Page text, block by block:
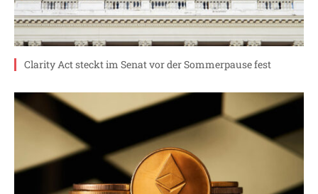
Clarity Act steckt im Senat vor der Sommerpause fest